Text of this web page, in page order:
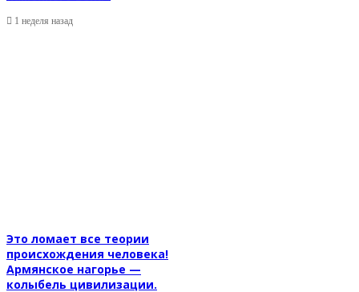
1 неделя назад
Это ломает все теории
происхождения человека!
Армянское нагорье —
колыбель цивилизации.